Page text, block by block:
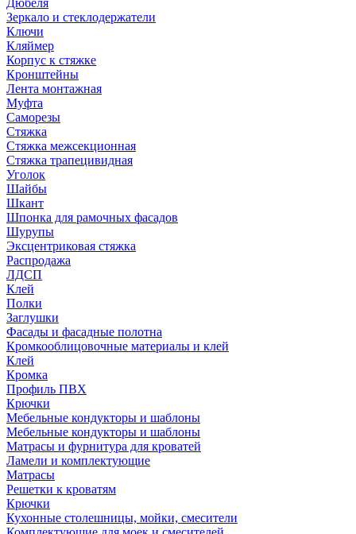
Дюбеля
Зеркало и стеклодержатели
Ключи
Кляймер
Корпус к стяжке
Кронштейны
Лента монтажная
Муфта
Саморезы
Стяжка
Стяжка межсекционная
Стяжка трапецивидная
Уголок
Шайбы
Шкант
Шпонка для рамочных фасадов
Шурупы
Эксцентриковая стяжка
Распродажа
ЛДСП
Клей
Полки
Заглушки
Фасады и фасадные полотна
Кромкооблицовочные материалы и клей
Клей
Кромка
Профиль ПВХ
Крючки
Мебельные кондукторы и шаблоны
Мебельные кондукторы и шаблоны
Матрасы и фурнитура для кроватей
Ламели и комплектующие
Матрасы
Решетки к кроватям
Крючки
Кухонные столешницы, мойки, смесители